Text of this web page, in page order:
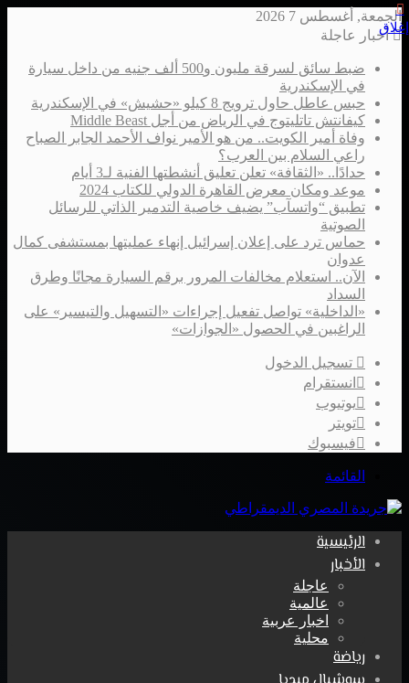
الجمعة, أغسطس 7 2026
أخبار عاجلة
ضبط سائق لسرقة مليون و500 ألف جنيه من داخل سيارة
في الإسكندرية
حبس عاطل حاول ترويج 8 كيلو «حشيش» في الإسكندرية
كيفانتش تاتليتوج في الرياض من أجل Middle Beast
وفاة أمير الكويت.. من هو الأمير نواف الأحمد الجابر الصباح
راعي السلام بين العرب؟
حدادًا.. «الثقافة» تعلن تعليق أنشطتها الفنية لـ3 أيام
موعد ومكان معرض القاهرة الدولي للكتاب 2024
تطبيق “واتسآب” يضيف خاصية التدمير الذاتي للرسائل
الصوتية
حماس ترد على إعلان إسرائيل إنهاء عمليتها بمستشفى كمال
عدوان
الآن.. استعلام مخالفات المرور برقم السيارة مجانًا وطرق
السداد
«الداخلية» تواصل تفعيل إجراءات «التسهيل والتيسير» على
الراغبين في الحصول «الجوازات»
تسجيل الدخول
انستقرام
يوتيوب
تويتر
فيسبوك
القائمة
الرئيسية
الأخبار
عاجلة
عالمية
اخبار عربية
محلية
رياضة
إغلاق